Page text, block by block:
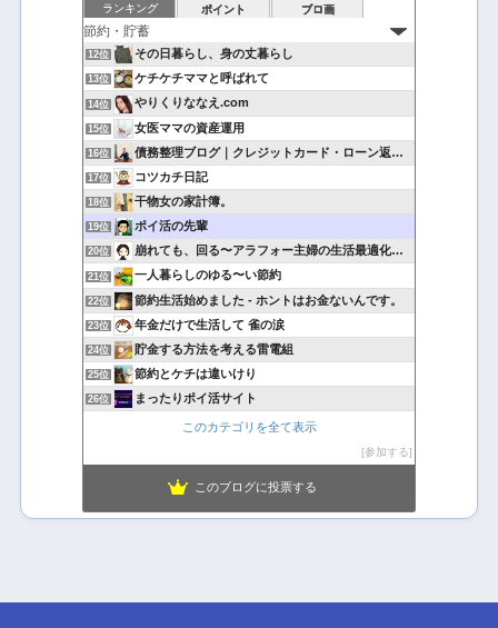
ランキング ポイント ブロ画
12位 その日暮らし、身の丈暮らし
13位 ケチケチママと呼ばれて
14位 やりくりななえ.com
15位 女医ママの資産運用
16位 債務整理ブログ｜クレジットカード・ローン返済で悩んでいる方へ
17位 コツカチ日記
18位 干物女の家計簿。
19位 ポイ活の先輩
20位 崩れても、回る〜アラフォー主婦の生活最適化日記
21位 一人暮らしのゆる〜い節約
22位 節約生活始めました - ホントはお金ないんです。
23位 年金だけで生活して 雀の涙
24位 貯金する方法を考える雷電組
25位 節約とケチは違いけり
26位 まったりポイ活サイト
このカテゴリを全て表示
参加する
このブログに投票する